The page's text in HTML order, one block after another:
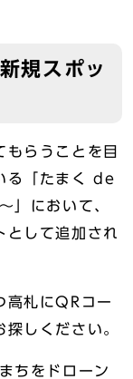
規スポッ
らうことを目
る「たまく de
」において、
として追加され
札にQRコー
しください。
ちをドローン